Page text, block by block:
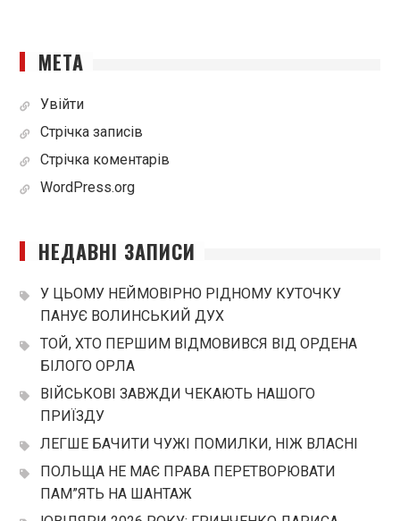
МЕТА
Увійти
Стрічка записів
Стрічка коментарів
WordPress.org
НЕДАВНІ ЗАПИСИ
У ЦЬОМУ НЕЙМОВІРНО РІДНОМУ КУТОЧКУ
ПАНУЄ ВОЛИНСЬКИЙ ДУХ
ТОЙ, ХТО ПЕРШИМ ВІДМОВИВСЯ ВІД ОРДЕНА
БІЛОГО ОРЛА
ВІЙСЬКОВІ ЗАВЖДИ ЧЕКАЮТЬ НАШОГО
ПРИЇЗДУ
ЛЕГШЕ БАЧИТИ ЧУЖІ ПОМИЛКИ, НІЖ ВЛАСНІ
ПОЛЬЩА НЕ МАЄ ПРАВА ПЕРЕТВОРЮВАТИ
ПАМ”ЯТЬ НА ШАНТАЖ